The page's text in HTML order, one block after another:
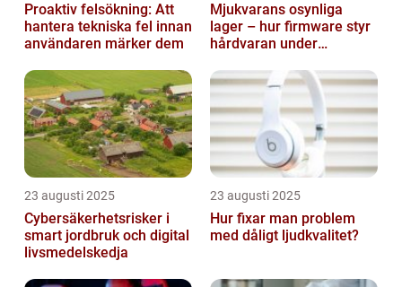
Proaktiv felsökning: Att
hantera tekniska fel innan
användaren märker dem
Mjukvarans osynliga
lager – hur firmware styr
hårdvaran under
23 augusti 2025
Cybersäkerhetsrisker i
smart jordbruk och digital
livsmedelskedja
23 augusti 2025
Hur fixar man problem
med dåligt ljudkvalitet?